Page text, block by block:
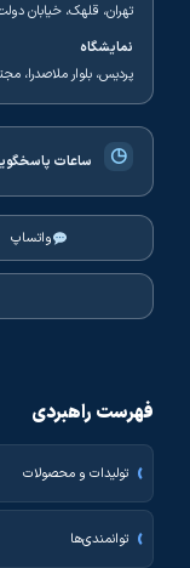
تهران، قلهک، خیابان دولت،
نمایشگاه
پردیس، بلوار ملاصدرا،
◷ ساعات
واتساپ
فهرست راهبردی
تولیدات و محصولات
توانمندی‌ها